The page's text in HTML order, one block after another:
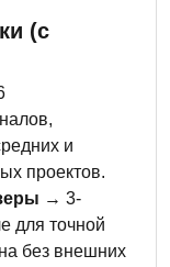
(с
и
проектов.
→ 3-
для точной
без внешних